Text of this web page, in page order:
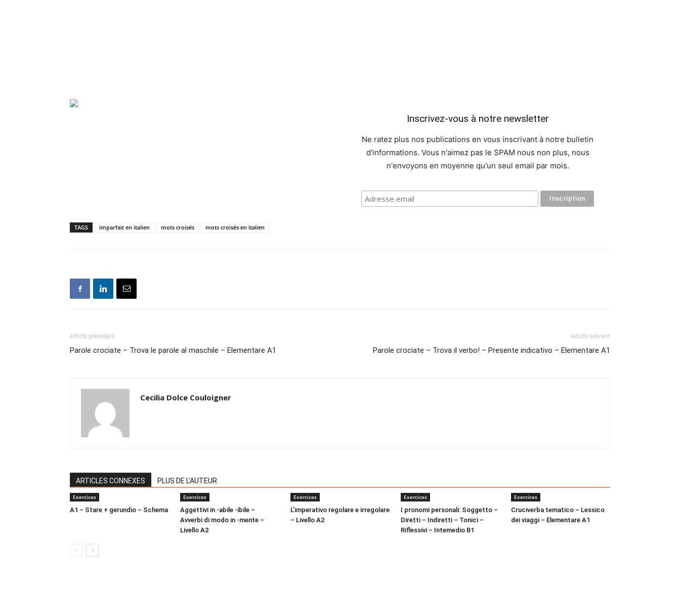
Inscrivez-vous à notre newsletter
Ne ratez plus nos publications en vous inscrivant à notre bulletin
d'informations. Vous n'aimez pas le SPAM nous non plus, nous
n'envoyons en moyenne qu'un seul email par mois.
TAGS imparfait en italien mots croisés mots croisés en italien
Article précédent
Parole crociate – Trova le parole al maschile – Elementare A1
Article suivant
Parole crociate – Trova il verbo! – Presente indicativo – Elementare A1
Cecilia Dolce Couloigner
ARTICLES CONNEXES PLUS DE L'AUTEUR
Exercices
A1 – Stare + gerundio – Schema
Exercices
Aggettivi in -abile -ibile –
Avverbi di modo in -mente –
Livello A2
Exercices
L’imperativo regolare e irregolare
– Livello A2
Exercices
I pronomi personali: Soggetto –
Diretti – Indiretti – Tonici –
Riflessivi – Intemedio B1
Exercices
Cruciverba tematico – Lessico
dei viaggi – Elementare A1